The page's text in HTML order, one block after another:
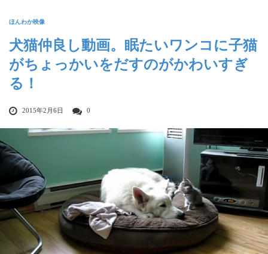
ほんわか映像
犬猫仲良し動画。眠たいワンコに子猫
がちょっかいをだすのがかわいすぎ
る！
2015年2月6日 0